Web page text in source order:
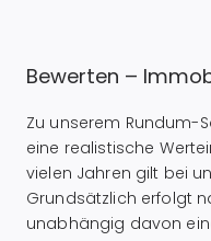
Bewerten –
Zu unserem Rundum-
eine realistische
vielen Jahren gilt bei
Grundsätzlich erfolgt
unabhängig davon